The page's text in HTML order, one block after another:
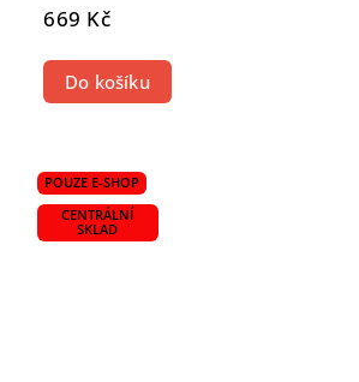
669 Kč
Do košíku
POUZE E-SHOP
CENTRÁLNÍ
SKLAD